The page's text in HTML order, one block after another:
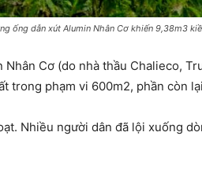
ống dẫn xút Alumin Nhân Cơ khiến 9,38m3
Cơ (do nhà thầu Chalieco,
trong phạm vi 600m2, phần còn
Nhiều người dân đã lội xuống